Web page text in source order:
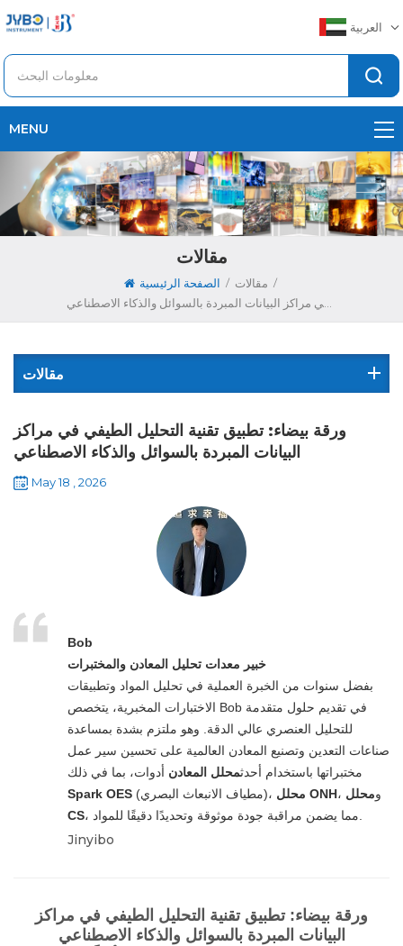
العربية
MENU
مقالات
الصفحة الرئيسية / مقالات /
ورقة بيضاء: تطبيق تقنية التحليل الطيفي في مراكز البيانات المبردة بالسوائل والذكاء الاصطناعي
مقالات
ورقة بيضاء: تطبيق تقنية التحليل الطيفي في مراكز
البيانات المبردة بالسوائل والذكاء الاصطناعي
May 18 , 2026
Bob
خبير معدات تحليل المعادن والمختبرات
بفضل سنوات من الخبرة العملية في تحليل المواد وتطبيقات
الاختبارات المخبرية، يتخصص Bob في تقديم حلول متقدمة
للتحليل العنصري عالي الدقة. وهو ملتزم بشدة بمساعدة
صناعات التعدين وتصنيع المعادن العالمية على تحسين سير عمل
مختبراتها باستخدام أحدثمحلل المعادن أدوات، بما في ذلك
Spark OES
(مطياف الانبعاث البصري)، محلل ONH ، ومحلل
CS
، مما يضمن مراقبة جودة موثوقة وتحديدًا دقيقًا للمواد.
Jinyibo
ورقة بيضاء: تطبيق تقنية التحليل الطيفي في مراكز
البيانات المبردة بالسوائل والذكاء الاصطناعي